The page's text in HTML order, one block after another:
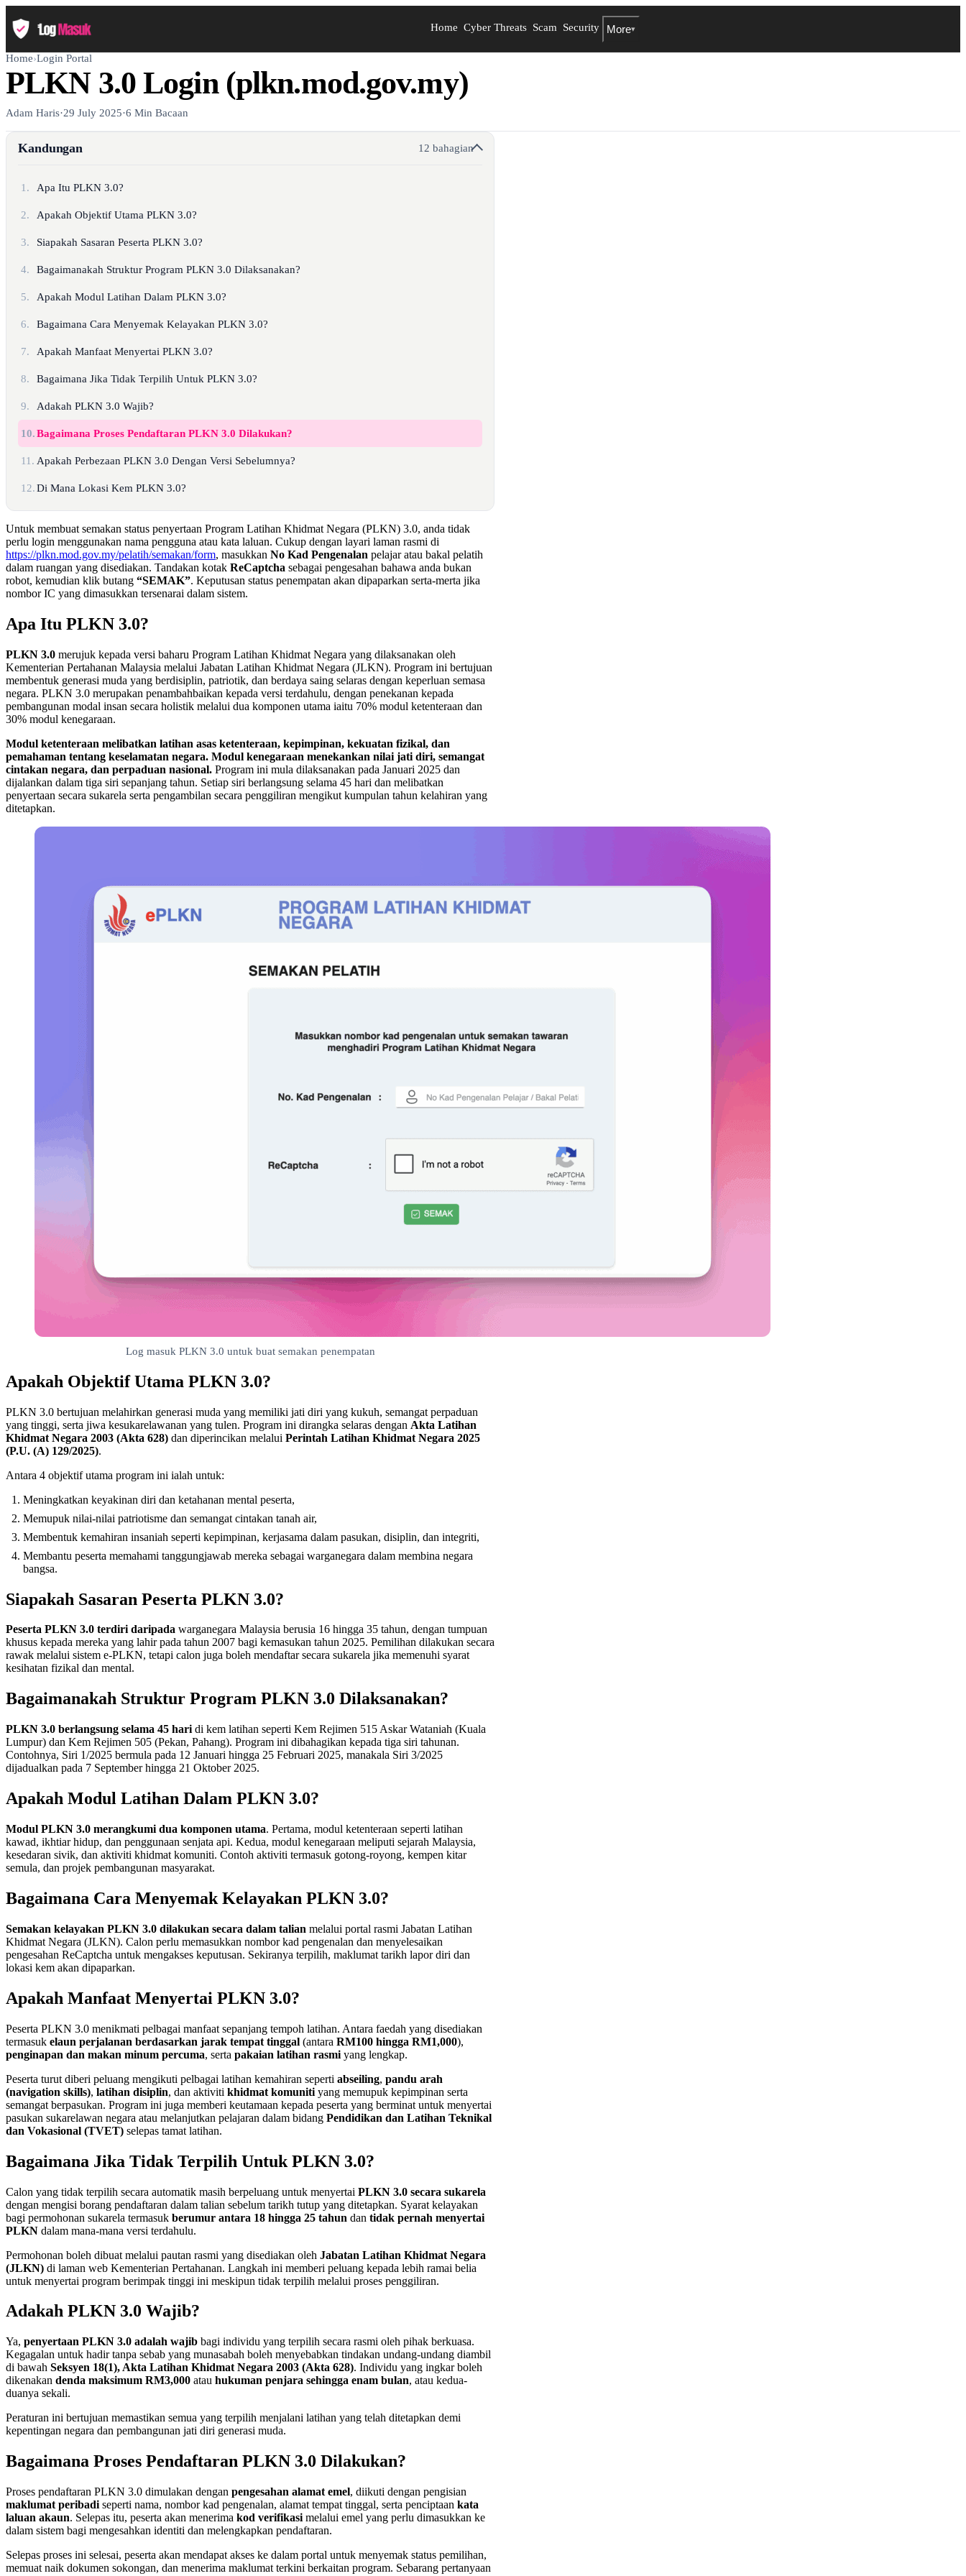
Home Cyber Threats Scam Security More▾
Home›Login Portal
PLKN 3.0 Login (plkn.mod.gov.my)
Adam Haris·29 July 2025·6 Min Bacaan
Kandungan 12 bahagian
1. Apa Itu PLKN 3.0?
2. Apakah Objektif Utama PLKN 3.0?
3. Siapakah Sasaran Peserta PLKN 3.0?
4. Bagaimanakah Struktur Program PLKN 3.0 Dilaksanakan?
5. Apakah Modul Latihan Dalam PLKN 3.0?
6. Bagaimana Cara Menyemak Kelayakan PLKN 3.0?
7. Apakah Manfaat Menyertai PLKN 3.0?
8. Bagaimana Jika Tidak Terpilih Untuk PLKN 3.0?
9. Adakah PLKN 3.0 Wajib?
10. Bagaimana Proses Pendaftaran PLKN 3.0 Dilakukan?
11. Apakah Perbezaan PLKN 3.0 Dengan Versi Sebelumnya?
12. Di Mana Lokasi Kem PLKN 3.0?
Untuk membuat semakan status penyertaan Program Latihan Khidmat Negara (PLKN) 3.0, anda tidak
perlu login menggunakan nama pengguna atau kata laluan. Cukup dengan layari laman rasmi di
https://plkn.mod.gov.my/pelatih/semakan/form, masukkan No Kad Pengenalan pelajar atau bakal pelatih
dalam ruangan yang disediakan. Tandakan kotak ReCaptcha sebagai pengesahan bahawa anda bukan
robot, kemudian klik butang “SEMAK”. Keputusan status penempatan akan dipaparkan serta-merta jika
nombor IC yang dimasukkan tersenarai dalam sistem.
Apa Itu PLKN 3.0?
PLKN 3.0 merujuk kepada versi baharu Program Latihan Khidmat Negara yang dilaksanakan oleh
Kementerian Pertahanan Malaysia melalui Jabatan Latihan Khidmat Negara (JLKN). Program ini bertujuan
membentuk generasi muda yang berdisiplin, patriotik, dan berdaya saing selaras dengan keperluan semasa
negara. PLKN 3.0 merupakan penambahbaikan kepada versi terdahulu, dengan penekanan kepada
pembangunan modal insan secara holistik melalui dua komponen utama iaitu 70% modul ketenteraan dan
30% modul kenegaraan.
Modul ketenteraan melibatkan latihan asas ketenteraan, kepimpinan, kekuatan fizikal, dan
pemahaman tentang keselamatan negara. Modul kenegaraan menekankan nilai jati diri, semangat
cintakan negara, dan perpaduan nasional. Program ini mula dilaksanakan pada Januari 2025 dan
dijalankan dalam tiga siri sepanjang tahun. Setiap siri berlangsung selama 45 hari dan melibatkan
penyertaan secara sukarela serta pengambilan secara penggiliran mengikut kumpulan tahun kelahiran yang
ditetapkan.
Log masuk PLKN 3.0 untuk buat semakan penempatan
Apakah Objektif Utama PLKN 3.0?
PLKN 3.0 bertujuan melahirkan generasi muda yang memiliki jati diri yang kukuh, semangat perpaduan
yang tinggi, serta jiwa kesukarelawanan yang tulen. Program ini dirangka selaras dengan Akta Latihan
Khidmat Negara 2003 (Akta 628) dan diperincikan melalui Perintah Latihan Khidmat Negara 2025
(P.U. (A) 129/2025).
Antara 4 objektif utama program ini ialah untuk:
Meningkatkan keyakinan diri dan ketahanan mental peserta,
Memupuk nilai-nilai patriotisme dan semangat cintakan tanah air,
Membentuk kemahiran insaniah seperti kepimpinan, kerjasama dalam pasukan, disiplin, dan integriti,
Membantu peserta memahami tanggungjawab mereka sebagai warganegara dalam membina negara
bangsa.
Siapakah Sasaran Peserta PLKN 3.0?
Peserta PLKN 3.0 terdiri daripada warganegara Malaysia berusia 16 hingga 35 tahun, dengan tumpuan
khusus kepada mereka yang lahir pada tahun 2007 bagi kemasukan tahun 2025. Pemilihan dilakukan secara
rawak melalui sistem e-PLKN, tetapi calon juga boleh mendaftar secara sukarela jika memenuhi syarat
kesihatan fizikal dan mental.
Bagaimanakah Struktur Program PLKN 3.0 Dilaksanakan?
PLKN 3.0 berlangsung selama 45 hari di kem latihan seperti Kem Rejimen 515 Askar Wataniah (Kuala
Lumpur) dan Kem Rejimen 505 (Pekan, Pahang). Program ini dibahagikan kepada tiga siri tahunan.
Contohnya, Siri 1/2025 bermula pada 12 Januari hingga 25 Februari 2025, manakala Siri 3/2025
dijadualkan pada 7 September hingga 21 Oktober 2025.
Apakah Modul Latihan Dalam PLKN 3.0?
Modul PLKN 3.0 merangkumi dua komponen utama. Pertama, modul ketenteraan seperti latihan
kawad, ikhtiar hidup, dan penggunaan senjata api. Kedua, modul kenegaraan meliputi sejarah Malaysia,
kesedaran sivik, dan aktiviti khidmat komuniti. Contoh aktiviti termasuk gotong-royong, kempen kitar
semula, dan projek pembangunan masyarakat.
Bagaimana Cara Menyemak Kelayakan PLKN 3.0?
Semakan kelayakan PLKN 3.0 dilakukan secara dalam talian melalui portal rasmi Jabatan Latihan
Khidmat Negara (JLKN). Calon perlu memasukkan nombor kad pengenalan dan menyelesaikan
pengesahan ReCaptcha untuk mengakses keputusan. Sekiranya terpilih, maklumat tarikh lapor diri dan
lokasi kem akan dipaparkan.
Apakah Manfaat Menyertai PLKN 3.0?
Peserta PLKN 3.0 menikmati pelbagai manfaat sepanjang tempoh latihan. Antara faedah yang disediakan
termasuk elaun perjalanan berdasarkan jarak tempat tinggal (antara RM100 hingga RM1,000),
penginapan dan makan minum percuma, serta pakaian latihan rasmi yang lengkap.
Peserta turut diberi peluang mengikuti pelbagai latihan kemahiran seperti abseiling, pandu arah
(navigation skills), latihan disiplin, dan aktiviti khidmat komuniti yang memupuk kepimpinan serta
semangat berpasukan. Program ini juga memberi keutamaan kepada peserta yang berminat untuk menyertai
pasukan sukarelawan negara atau melanjutkan pelajaran dalam bidang Pendidikan dan Latihan Teknikal
dan Vokasional (TVET) selepas tamat latihan.
Bagaimana Jika Tidak Terpilih Untuk PLKN 3.0?
Calon yang tidak terpilih secara automatik masih berpeluang untuk menyertai PLKN 3.0 secara sukarela
dengan mengisi borang pendaftaran dalam talian sebelum tarikh tutup yang ditetapkan. Syarat kelayakan
bagi permohonan sukarela termasuk berumur antara 18 hingga 25 tahun dan tidak pernah menyertai
PLKN dalam mana-mana versi terdahulu.
Permohonan boleh dibuat melalui pautan rasmi yang disediakan oleh Jabatan Latihan Khidmat Negara
(JLKN) di laman web Kementerian Pertahanan. Langkah ini memberi peluang kepada lebih ramai belia
untuk menyertai program berimpak tinggi ini meskipun tidak terpilih melalui proses penggiliran.
Adakah PLKN 3.0 Wajib?
Ya, penyertaan PLKN 3.0 adalah wajib bagi individu yang terpilih secara rasmi oleh pihak berkuasa.
Kegagalan untuk hadir tanpa sebab yang munasabah boleh menyebabkan tindakan undang-undang diambil
di bawah Seksyen 18(1), Akta Latihan Khidmat Negara 2003 (Akta 628). Individu yang ingkar boleh
dikenakan denda maksimum RM3,000 atau hukuman penjara sehingga enam bulan, atau kedua-
duanya sekali.
Peraturan ini bertujuan memastikan semua yang terpilih menjalani latihan yang telah ditetapkan demi
kepentingan negara dan pembangunan jati diri generasi muda.
Bagaimana Proses Pendaftaran PLKN 3.0 Dilakukan?
Proses pendaftaran PLKN 3.0 dimulakan dengan pengesahan alamat emel, diikuti dengan pengisian
maklumat peribadi seperti nama, nombor kad pengenalan, alamat tempat tinggal, serta penciptaan kata
laluan akaun. Selepas itu, peserta akan menerima kod verifikasi melalui emel yang perlu dimasukkan ke
dalam sistem bagi mengesahkan identiti dan melengkapkan pendaftaran.
Selepas proses ini selesai, peserta akan mendapat akses ke dalam portal untuk menyemak status pemilihan,
memuat naik dokumen sokongan, dan menerima maklumat terkini berkaitan program. Sebarang pertanyaan